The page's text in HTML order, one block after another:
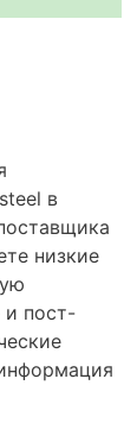
в
низкие
и пост-